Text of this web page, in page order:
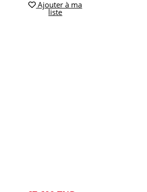
Ajouter à ma
liste